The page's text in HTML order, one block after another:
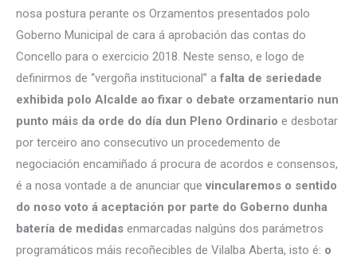
nosa postura perante os Orzamentos presentados polo
Goberno Municipal de cara á aprobación das contas do
Concello para o exercicio 2018. Neste senso, e logo de
definirmos de “vergoña institucional” a falta de seriedade
exhibida polo Alcalde ao fixar o debate orzamentario nun
punto máis da orde do día dun Pleno Ordinario e desbotar
por terceiro ano consecutivo un procedemento de
negociación encamiñado á procura de acordos e consensos,
é a nosa vontade a de anunciar que vincularemos o sentido
do noso voto á aceptación por parte do Goberno dunha
batería de medidas enmarcadas nalgúns dos parámetros
programáticos máis recoñecibles de Vilalba Aberta, isto é: o